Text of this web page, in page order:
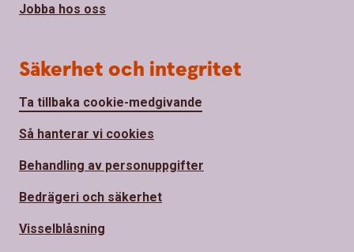
Jobba hos oss
Säkerhet och integritet
Ta tillbaka cookie-medgivande
Så hanterar vi cookies
Behandling av personuppgifter
Bedrägeri och säkerhet
Visselblåsning